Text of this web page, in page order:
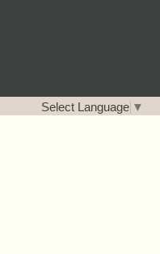
Select Language ▼